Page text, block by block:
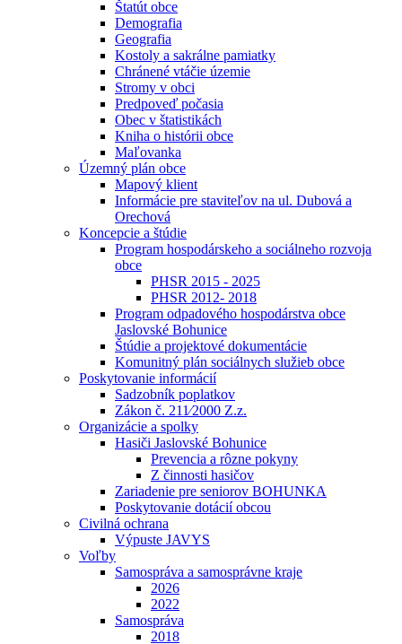
Štatút obce
Demografia
Geografia
Kostoly a sakrálne pamiatky
Chránené vtáčie územie
Stromy v obci
Predpoveď počasia
Obec v štatistikách
Kniha o histórii obce
Maľovanka
Územný plán obce
Mapový klient
Informácie pre staviteľov na ul. Dubová a
Orechová
Koncepcie a štúdie
Program hospodárskeho a sociálneho rozvoja
obce
PHSR 2015 - 2025
PHSR 2012- 2018
Program odpadového hospodárstva obce
Jaslovské Bohunice
Štúdie a projektové dokumentácie
Komunitný plán sociálnych služieb obce
Poskytovanie informácií
Sadzobník poplatkov
Zákon č. 211⁄2000 Z.z.
Organizácie a spolky
Hasiči Jaslovské Bohunice
Prevencia a rôzne pokyny
Z činnosti hasičov
Zariadenie pre seniorov BOHUNKA
Poskytovanie dotácií obcou
Civilná ochrana
Výpuste JAVYS
Voľby
Samospráva a samosprávne kraje
2026
2022
Samospráva
2018